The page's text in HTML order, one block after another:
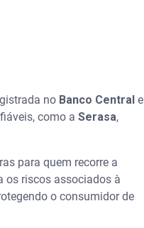
no Banco Central e
como a Serasa,
para quem recorre a
os riscos associados à
o consumidor de